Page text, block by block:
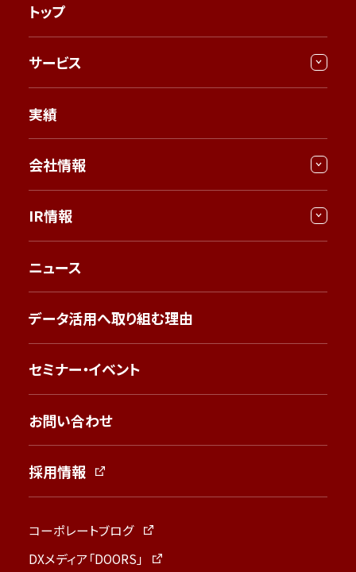
トップ
サービス
実績
会社情報
IR情報
ニュース
データ活用へ取り組む理由
セミナー・イベント
お問い合わせ
採用情報
コーポレートブログ
DXメディア「DOORS」